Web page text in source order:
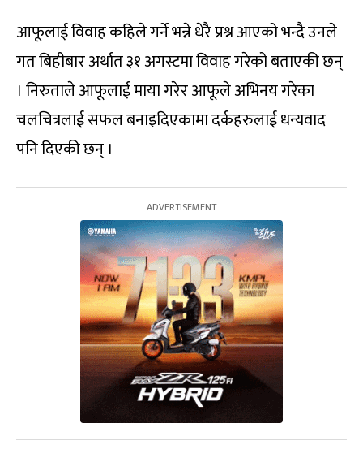
आफूलाई विवाह कहिले गर्ने भन्ने धेरै प्रश्न आएको भन्दै उनले
गत बिहीबार अर्थात ३१ अगस्टमा विवाह गरेको बताएकी छन्
। निरुताले आफूलाई माया गरेर आफूले अभिनय गरेका
चलचित्रलाई सफल बनाइदिएकामा दर्कहरुलाई धन्यवाद
पनि दिएकी छन् ।